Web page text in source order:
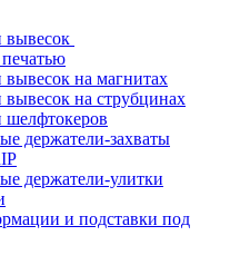
вывесок
вывесок на магнитах
вывесок на струбцинах
шелфтокеров
держатели-захваты
держатели-улитки
и подставки под